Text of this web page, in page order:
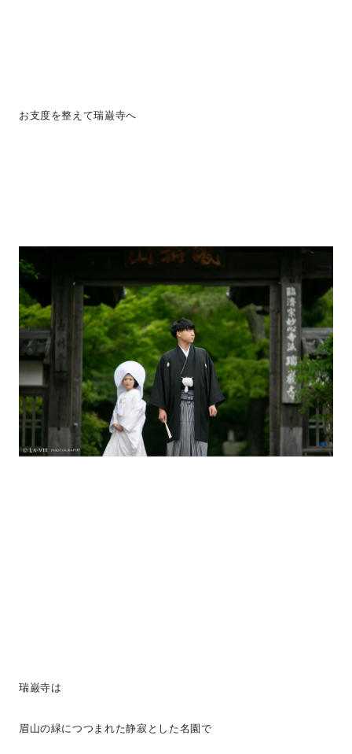
お支度を整えて瑞巌寺へ
瑞巌寺は
眉山の緑につつまれた静寂とした名園で